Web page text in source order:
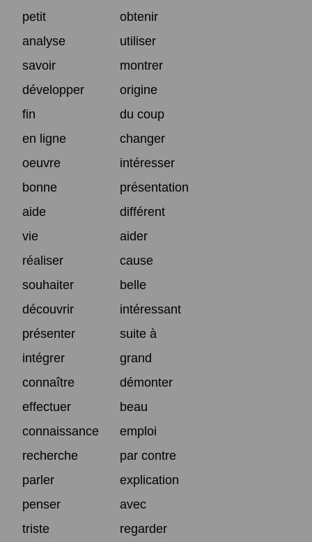
petit
obtenir
analyse
utiliser
savoir
montrer
développer
origine
fin
du coup
en ligne
changer
oeuvre
intéresser
bonne
présentation
aide
différent
vie
aider
réaliser
cause
souhaiter
belle
découvrir
intéressant
présenter
suite à
intégrer
grand
connaître
démonter
effectuer
beau
connaissance
emploi
recherche
par contre
parler
explication
penser
avec
triste
regarder